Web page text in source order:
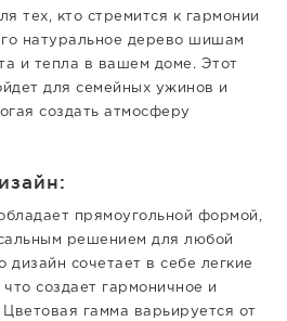
тех, кто стремится к гармонии
натуральное дерево шишам
и тепла в вашем доме. Этот
для семейных ужинов и
создать атмосферу
прямоугольной формой,
решением для любой
дизайн сочетает в себе легкие
создает гармоничное и
гамма варьируется от